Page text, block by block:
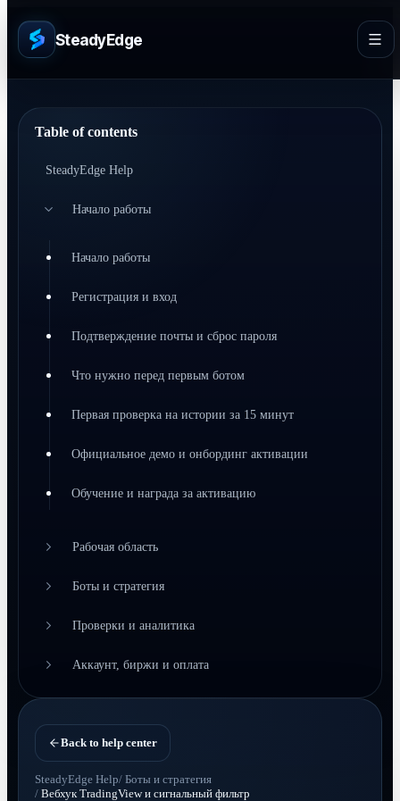
SteadyEdge
Table of contents
SteadyEdge Help
Начало работы
Начало работы
Регистрация и вход
Подтверждение почты и сброс пароля
Что нужно перед первым ботом
Первая проверка на истории за 15 минут
Официальное демо и онбординг активации
Обучение и награда за активацию
Рабочая область
Боты и стратегия
Проверки и аналитика
Аккаунт, биржи и оплата
Back to help center
SteadyEdge Help/ Боты и стратегия
/ Вебхук TradingView и сигнальный фильтр